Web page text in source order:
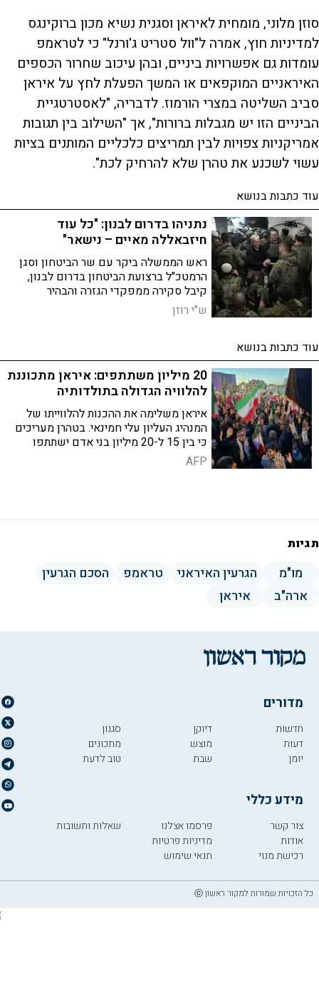
סוזן מלוני, מומחית לאיראן וסגנית נשיא מכון ברוקינגס
למדיניות חוץ, אמרה ל"וול סטריט ג'ורנל" כי לטראמפ
עומדות גם אפשרויות ביניים, ובהן עיכוב שחרור הכספים
האיראניים המוקפאים או המשך הפעלת לחץ על איראן
סביב השליטה במצרי הורמוז. לדבריה, "לאסטרטגיית
הביניים הזו יש מגבלות ברורות", אך "השילוב בין תגובות
אמריקניות צפויות לבין תמריצים כלכליים המותנים בציות
עשוי לשכנע את טהרן שלא להרחיק לכת".
עוד כתבות בנושא
נתניהו בדרום לבנון: "כל עוד
חיזבאללה מאיים – נישאר"
ראש הממשלה ביקר עם שר הביטחון וסגן
הרמטכ"ל ברצועת הביטחון בדרום לבנון,
קיבל סקירה ממפקדי הגזרה והבהיר
ללוחמים: ישראל לא תיסוג כל עוד
חיזבאללה חמוש ומאיים עליה
ש"י רוזן
עוד כתבות בנושא
20 מיליון משתתפים: איראן מתכוננת
להלוויה הגדולה בתולדותיה
איראן משלימה את ההכנות להלווייתו של
המנהיג העליון עלי חמינאי. בטהרן מעריכים
כי בין 15 ל-20 מיליון בני אדם ישתתפו
בטקס – עוד לא ברור אם גם מוג'תבא יגיע
AFP
תגיות
מו"מ הגרעין האיראני טראמפ
הסכם הגרעין
ארה"ב
איראן
מדורים
חדשות
דעות
יומן
דיוקן
מוצש
שבת
סגנון
מתכונים
טוב לדעת
מידע כללי
צור קשר
אודות
רכישת מנוי
פרסמו אצלנו
מדיניות פרטיות
תנאי שימוש
שאלות ותשובות
כל הזכויות שמורות למקור ראשון ⓒ